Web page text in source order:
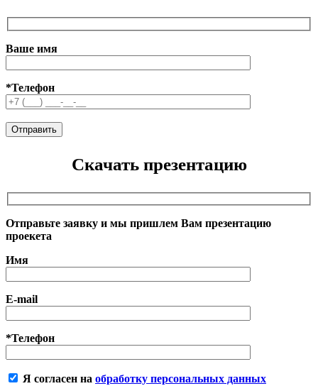
Ваше имя
*Телефон
Скачать презентацию
Отправьте заявку и мы пришлем Вам презентацию
проекета
Имя
E-mail
*Телефон
Я согласен на обработку персональных данных